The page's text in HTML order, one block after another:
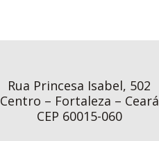
Rua Princesa Isabel, 502
Centro – Fortaleza – Ceará
CEP 60015-060